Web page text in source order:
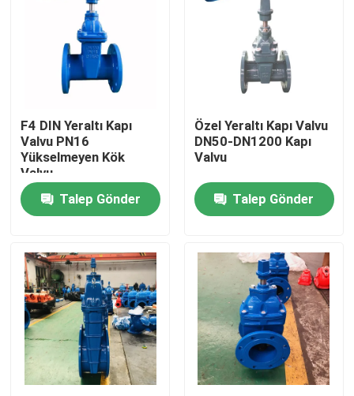
Hakkımızda
Fabrika turu
Kalite kontrol
Haberler
Vakalar
DI Sürgülü Vana
F4 DIN Yeraltı Kapı
Valvu PN16
Yükselmeyen Kök
Valvu
Talep Gönder
Özel Yeraltı Kapı Valvu
DN50-DN1200 Kapı
Valvu
Talep Gönder